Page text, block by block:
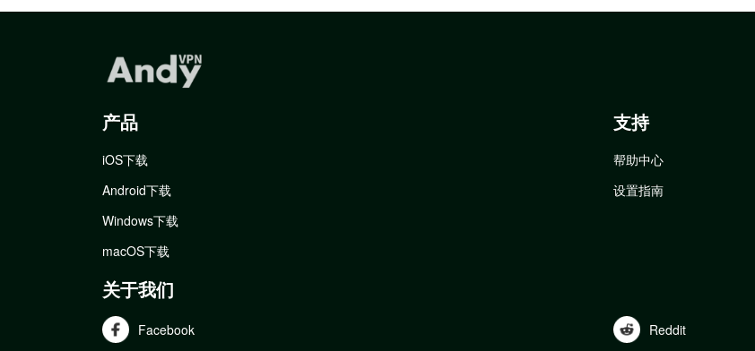
产品
iOS下载
Android下载
Windows下载
macOS下载
支持
帮助中心
设置指南
关于我们
Facebook Reddit